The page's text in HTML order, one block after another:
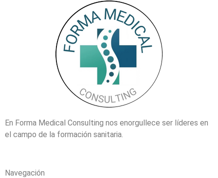
En Forma Medical Consulting nos enorgullece ser líderes en
el campo de la formación sanitaria.
Navegación